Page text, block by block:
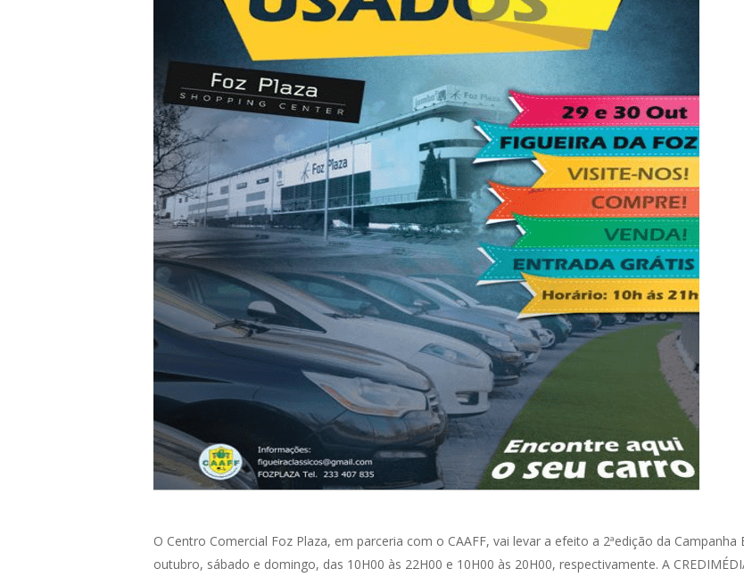
O Centro Comercial Foz Plaza, em parceria com o CAAFF, vai levar a efeito a 2ªedição da Campanha
outubro, sábado e domingo, das 10H00 às 22H00 e 10H00 às 20H00, respectivamente. A